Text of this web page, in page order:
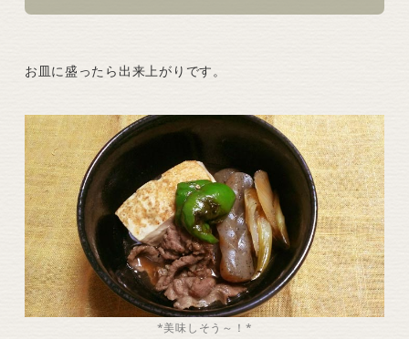
お皿に盛ったら出来上がりです。
*美味しそう～！*